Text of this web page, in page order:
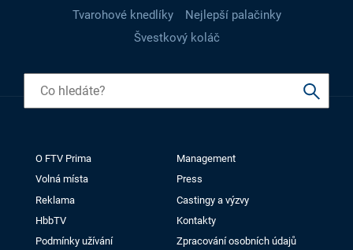
Tvarohové knedlíky
Nejlepší palačinky
Švestkový koláč
O FTV Prima
Management
Volná místa
Press
Reklama
Castingy a výzvy
HbbTV
Kontakty
Podmínky užívání
Zpracování osobních údajů